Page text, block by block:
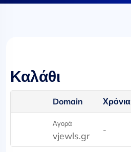
Καλάθι
Domain Χρόνια
Αγορά
vjewls.gr
-